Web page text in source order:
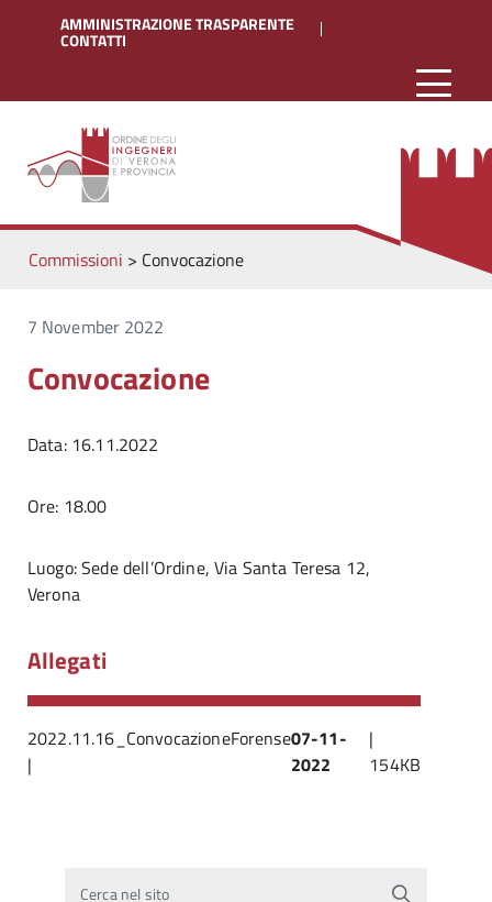
AMMINISTRAZIONE TRASPARENTE
CONTATTI
Commissioni > Convocazione
7 November 2022
Convocazione
Data: 16.11.2022
Ore: 18.00
Luogo: Sede dell’Ordine, Via Santa Teresa 12,
Verona
Allegati
2022.11.16_ConvocazioneForense
|
07-11-
2022
|
154KB
Cerca nel sito